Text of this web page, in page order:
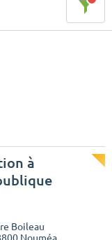
à
Boileau
Nouméa